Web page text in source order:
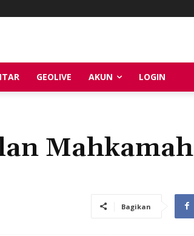
GEOLIVE AKUN LOGIN
Mahkamah
Bagikan